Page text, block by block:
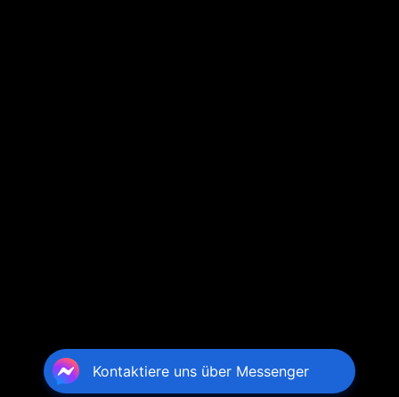
Kontaktiere uns über Messenger